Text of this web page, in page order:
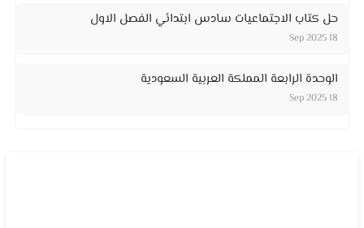
حل كتاب الاجتماعيات سادس ابتدائي الفصل الاول
18 Sep 2025
الوحدة الرابعة المملكة العربية السعودية
18 Sep 2025